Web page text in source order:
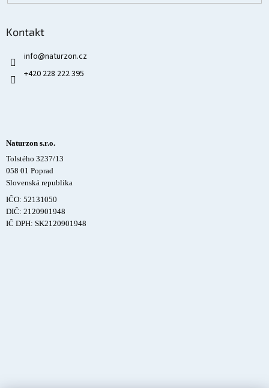
Kontakt
info@naturzon.cz
+420 228 222 395
Naturzon s.r.o.
Tolstého 3237/13
058 01 Poprad
Slovenská republika
IČO: 52131050
DIČ: 2120901948
IČ DPH: SK2120901948